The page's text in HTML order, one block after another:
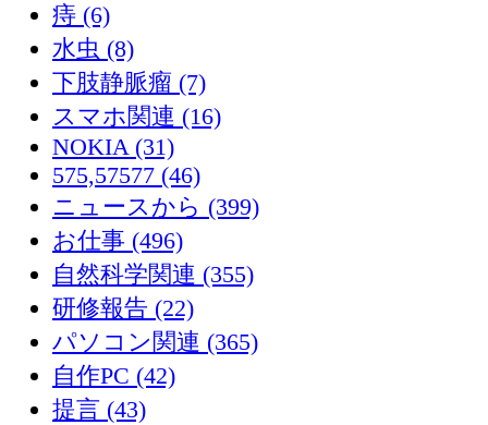
痔 (6)
水虫 (8)
下肢静脈瘤 (7)
スマホ関連 (16)
NOKIA (31)
575,57577 (46)
ニュースから (399)
お仕事 (496)
自然科学関連 (355)
研修報告 (22)
パソコン関連 (365)
自作PC (42)
提言 (43)